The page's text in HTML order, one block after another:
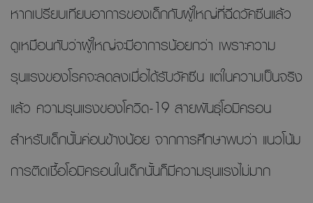
หากเปรียบเทียบอาการของเด็กกับผู้ใหญ่ที่ฉีดวัคซีนแล้ว
ดูเหมือนกับว่าผู้ใหญ่จะมีอาการน้อยกว่า เพราะความ
รุนแรงของโรคจะลดลงเมื่อได้รับวัคซีน แต่ในความเป็นจริง
แล้ว ความรุนแรงของโควิด-19 สายพันธุ์โอมิครอน
สำหรับเด็กนั้นค่อนข้างน้อย จากการศึกษาพบว่า แนวโน้ม
การติดเชื้อโอมิครอนในเด็กนั้นก็มีความรุนแรงไม่มาก